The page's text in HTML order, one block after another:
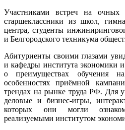
Участниками встреч на очных
старшеклассники из школ,
центра, студенты
и Белгородского техникума
Абитуриенты своими глазами
и кафедры института экономики
о преимуществах обучения
особенностях приёмной
трендах на рынке труда РФ. Для
деловые и бизнес-игры,
которых они могли
реализуемыми институтом